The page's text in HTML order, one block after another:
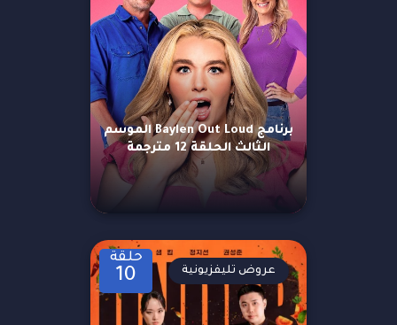
برنامج Baylen Out Loud الموسم
الثالث الحلقة 12 مترجمة
حلقة
10 عروض تليفزيونية